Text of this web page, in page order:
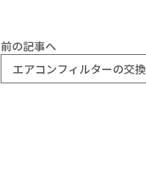
前の記事へ
エアコンフィルターの交換